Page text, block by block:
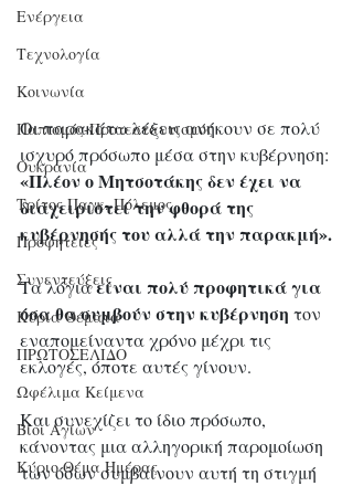
Ενέργεια
Τεχνολογία
Κοινωνία
Παπισμός-Προτεσταντισμός
Ουκρανία
Τρίτος Παγκ. Πόλεμος
Προφητείες
Συνεντεύξεις
Κύρια Θέματα
ΠΡΩΤΟΣΕΛΙΔΟ
Ωφέλιμα Κείμενα
Βίοι Αγίων
Κύριο Θέμα Ημέρας
Οι παρακάτω λέξεις ανήκουν σε πολύ
ισχυρό πρόσωπο μέσα στην κυβέρνηση:
«Πλέον ο Μητσοτάκης δεν έχει να
διαχειριστεί την φθορά της
κυβέρνησής του αλλά την παρακμή».
Τα λόγια είναι πολύ προφητικά για
όσα θα συμβούν στην κυβέρνηση τον
εναπομείναντα χρόνο μέχρι τις
εκλογές, όποτε αυτές γίνουν.
Και συνεχίζει το ίδιο πρόσωπο,
κάνοντας μια αλληγορική παρομοίωση
των όσων συμβαίνουν αυτή τη στιγμή